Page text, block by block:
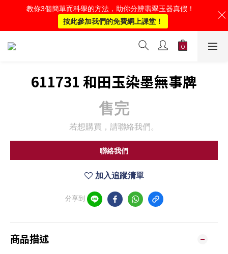
611731 和田玉染墨無‌事牌
售完
若想購買，請聯絡我們。
聯絡我們
加入追蹤清單
分享到
商品描述
教你3個簡單而科學的方法，助你分辨翡翠玉器真假！
按此參加我們的免費網上課堂！